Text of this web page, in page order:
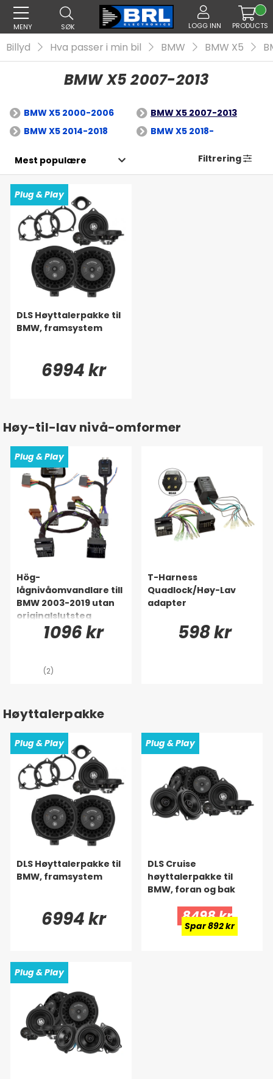
MENY SØK LOGG INN PRODUCTS
Billyd Hva passer i min bil BMW BMW X5
BMW X5 2007-2013
BMW X5 2000-2006
BMW X5 2007-2013
BMW X5 2014-2018
BMW X5 2018-
Filtrering
Plug & Play
DLS Høyttalerpakke til
BMW, framsystem
6994 kr
Høy-til-lav nivå-omformer
Plug & Play
Hög-
lågnivåomvandlare till
BMW 2003-2019 utan
originalslutsteg
1096 kr
(2)
T-Harness
Quadlock/Høy-Lav
adapter
598 kr
Høyttalerpakke
Plug & Play
DLS Høyttalerpakke til
BMW, framsystem
6994 kr
Plug & Play
DLS Cruise
høyttalerpakke til
BMW, foran og bak
8498 kr
Spar 892 kr
Plug & Play